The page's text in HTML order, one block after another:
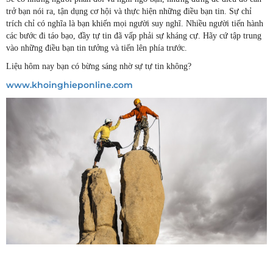
trở bạn nói ra, tận dụng cơ hội và thực hiện những điều bạn tin. Sự chỉ
trích chỉ có nghĩa là bạn khiến mọi người suy nghĩ. Nhiều người tiến hành
các bước đi táo bạo, đầy tự tin đã vấp phải sự kháng cự. Hãy cứ tập trung
vào những điều bạn tin tưởng và tiến lên phía trước.
Liệu hôm nay bạn có bừng sáng nhờ sự tự tin không?
www.khoinghieponline.com